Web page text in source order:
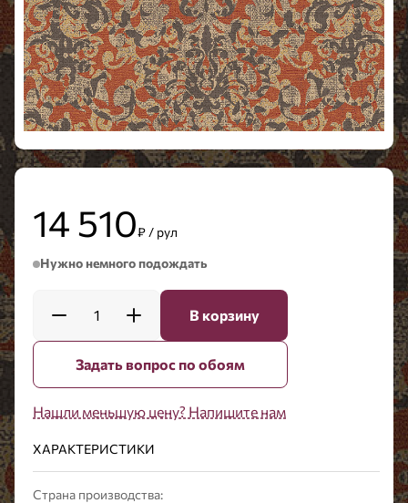
14 510₽ / рул
Нужно немного подождать
1 В корзину
Задать вопрос по обоям
Нашли меньшую цену? Напишите нам
ХАРАКТЕРИСТИКИ
Страна производства: